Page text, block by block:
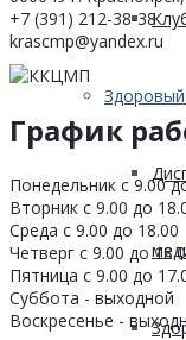
+7 (391) 212-38-38
krascmp@yandex.ru
График
Понедельник с 9.00
Вторник с 9.00 до
Среда с 9.00 до 18.00
Четверг с 9.00 до
Пятница с 9.00 до
Суббота - выходной
Воскресенье -